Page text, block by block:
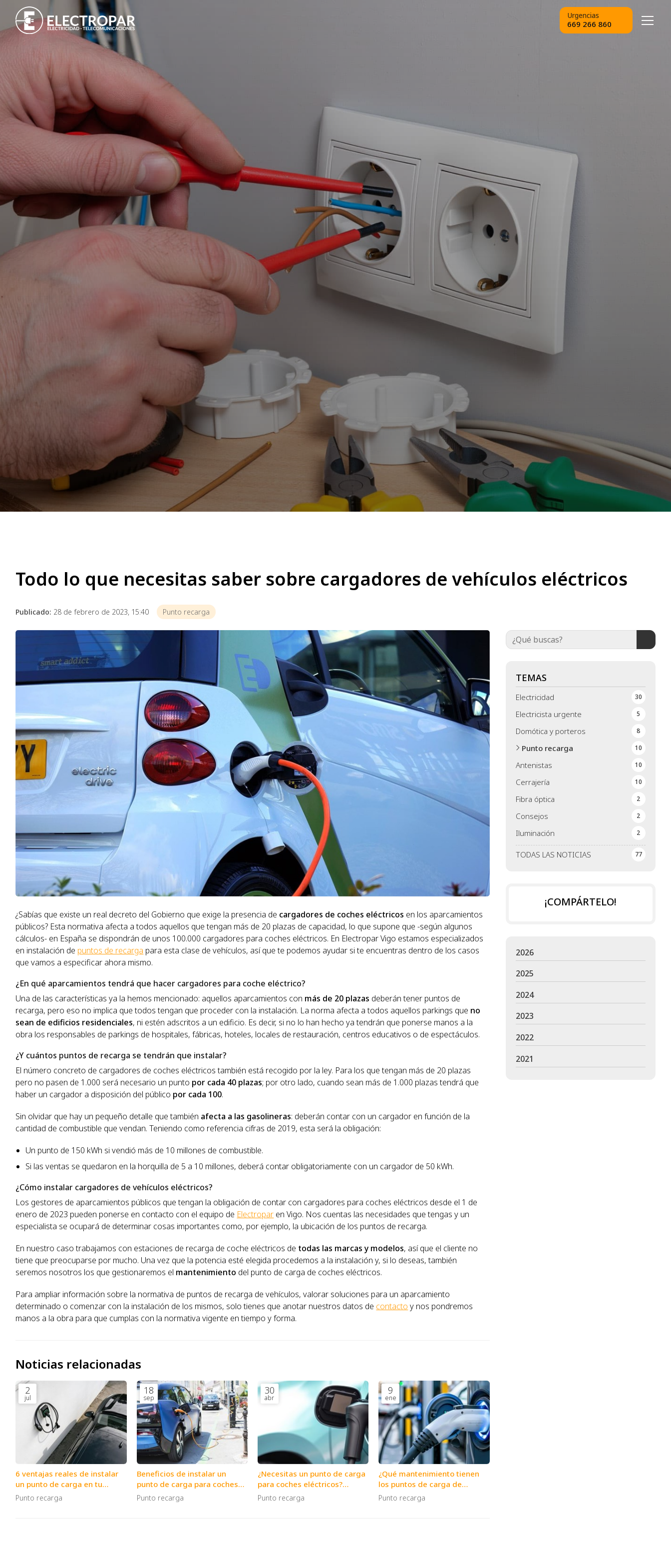
Urgencias
669 266 860
Todo lo que necesitas saber sobre cargadores de vehículos eléctricos
Publicado: 28 de febrero de 2023, 15:40 Punto recarga
TEMAS
TODAS LAS NOTICIAS 77
Electricidad 30
Electricista urgente 5
Domótica y porteros 8
Punto recarga 10
Antenistas 10
Cerrajería 10
Fibra óptica 2
Consejos 2
Iluminación 2
¿Sabías que existe un real decreto del Gobierno que exige la presencia de cargadores de coches eléctricos en los aparcamientos
públicos? Esta normativa afecta a todos aquellos que tengan más de 20 plazas de capacidad, lo que supone que -según algunos
cálculos- en España se dispondrán de unos 100.000 cargadores para coches eléctricos. En Electropar Vigo estamos especializados
en instalación de puntos de recarga para esta clase de vehículos, así que te podemos ayudar si te encuentras dentro de los casos
que vamos a especificar ahora mismo.
¿En qué aparcamientos tendrá que hacer cargadores para coche eléctrico?
Una de las características ya la hemos mencionado: aquellos aparcamientos con más de 20 plazas deberán tener puntos de
recarga, pero eso no implica que todos tengan que proceder con la instalación. La norma afecta a todos aquellos parkings que no
sean de edificios residenciales, ni estén adscritos a un edificio. Es decir, si no lo han hecho ya tendrán que ponerse manos a la
obra los responsables de parkings de hospitales, fábricas, hoteles, locales de restauración, centros educativos o de espectáculos.
¿Y cuántos puntos de recarga se tendrán que instalar?
El número concreto de cargadores de coches eléctricos también está recogido por la ley. Para los que tengan más de 20 plazas
pero no pasen de 1.000 será necesario un punto por cada 40 plazas; por otro lado, cuando sean más de 1.000 plazas tendrá que
haber un cargador a disposición del público por cada 100.
Sin olvidar que hay un pequeño detalle que también afecta a las gasolineras: deberán contar con un cargador en función de la
cantidad de combustible que vendan. Teniendo como referencia cifras de 2019, esta será la obligación:
Un punto de 150 kWh si vendió más de 10 millones de combustible.
Si las ventas se quedaron en la horquilla de 5 a 10 millones, deberá contar obligatoriamente con un cargador de 50 kWh.
¿Cómo instalar cargadores de vehículos eléctricos?
Los gestores de aparcamientos públicos que tengan la obligación de contar con cargadores para coches eléctricos desde el 1 de
enero de 2023 pueden ponerse en contacto con el equipo de Electropar en Vigo. Nos cuentas las necesidades que tengas y un
especialista se ocupará de determinar cosas importantes como, por ejemplo, la ubicación de los puntos de recarga.
En nuestro caso trabajamos con estaciones de recarga de coche eléctricos de todas las marcas y modelos, así que el cliente no
tiene que preocuparse por mucho. Una vez que la potencia esté elegida procedemos a la instalación y, si lo deseas, también
seremos nosotros los que gestionaremos el mantenimiento del punto de carga de coches eléctricos.
Para ampliar información sobre la normativa de puntos de recarga de vehículos, valorar soluciones para un aparcamiento
determinado o comenzar con la instalación de los mismos, solo tienes que anotar nuestros datos de contacto y nos pondremos
manos a la obra para que cumplas con la normativa vigente en tiempo y forma.
Noticias relacionadas
2
jul
6 ventajas reales de instalar
un punto de carga en tu
garaje privado
Punto recarga
18
sep
Beneficios de instalar un
punto de carga para coches
eléctricos en una empresa
Punto recarga
30
abr
¿Necesitas un punto de carga
para coches eléctricos?
Somos instaladores
certificados Tesla
Punto recarga
9
ene
¿Qué mantenimiento tienen
los puntos de carga de
vehículos?
Punto recarga
¡COMPÁRTELO!
2026
2025
2024
2023
2022
2021